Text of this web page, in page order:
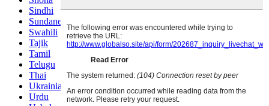
Sindhi
Sundanese
Swahili
Tajik
Tamil
Telugu
Thai
Ukrainian
Urdu